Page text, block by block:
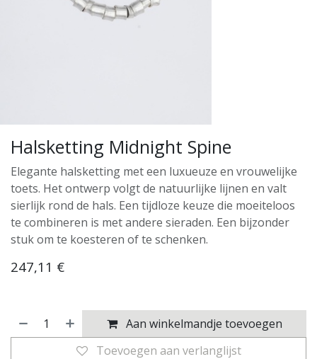
Halsketting Midnight Spine
Elegante halsketting met een luxueuze en vrouwelijke
toets. Het ontwerp volgt de natuurlijke lijnen en valt
sierlijk rond de hals. Een tijdloze keuze die moeiteloos
te combineren is met andere sieraden. Een bijzonder
stuk om te koesteren of te schenken.
247,11 €
Aan winkelmandje toevoegen
Toevoegen aan verlanglijst